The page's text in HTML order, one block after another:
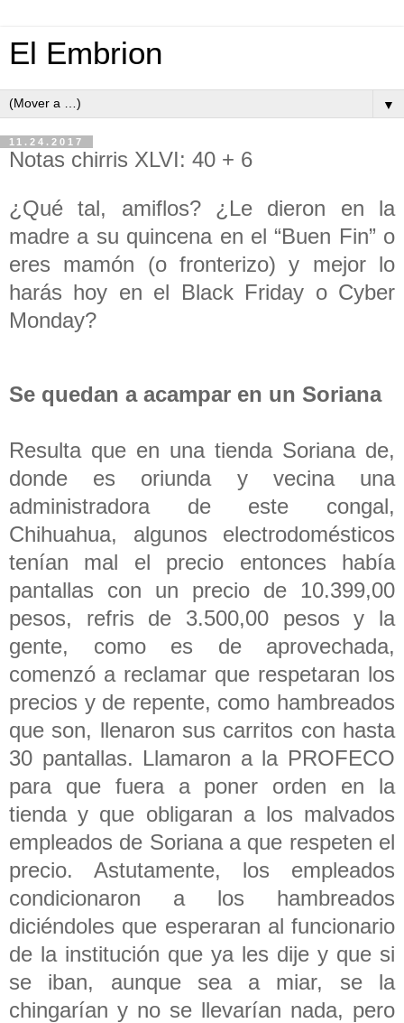
El Embrion
▼
11.24.2017
Notas chirris XLVI: 40 + 6
¿Qué tal, amiflos? ¿Le dieron en la
madre a su quincena en el “Buen Fin” o
eres mamón (o fronterizo) y mejor lo
harás hoy en el Black Friday o Cyber
Monday?
Se quedan a acampar en un Soriana
Resulta que en una tienda Soriana de,
donde es oriunda y vecina una
administradora de este congal,
Chihuahua, algunos electrodomésticos
tenían mal el precio entonces había
pantallas con un precio de 10.399,00
pesos, refris de 3.500,00 pesos y la
gente, como es de aprovechada,
comenzó a reclamar que respetaran los
precios y de repente, como hambreados
que son, llenaron sus carritos con hasta
30 pantallas. Llamaron a la PROFECO
para que fuera a poner orden en la
tienda y que obligaran a los malvados
empleados de Soriana a que respeten el
precio. Astutamente, los empleados
condicionaron a los hambreados
diciéndoles que esperaran al funcionario
de la institución que ya les dije y que si
se iban, aunque sea a miar, se la
chingarían y no se llevarían nada, pero